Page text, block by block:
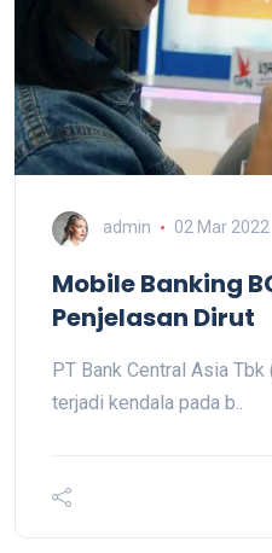
admin 02 Mar 2022
Mobile Banking
Penjelasan Dirut
PT Bank Central Asia Tbk
terjadi kendala pada b..